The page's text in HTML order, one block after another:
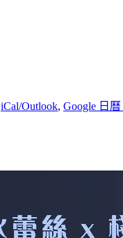
iCal/Outlook, Google 日曆